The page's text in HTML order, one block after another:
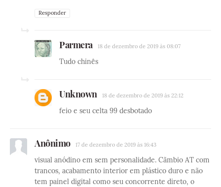
Responder
Parmera 18 de dezembro de 2019 às 08:07
Tudo chinês
Unknown 18 de dezembro de 2019 às 22:12
feio e seu celta 99 desbotado
Anônimo 17 de dezembro de 2019 às 16:43
visual anódino em sem personalidade. Cãmbio AT com
trancos, acabamento interior em plástico duro e não
tem painel digital como seu concorrente direto, o